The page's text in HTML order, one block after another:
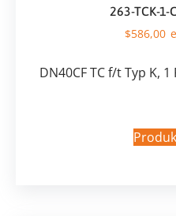
263-TCK-1-
$586,00
DN40CF TC f/t Typ K,